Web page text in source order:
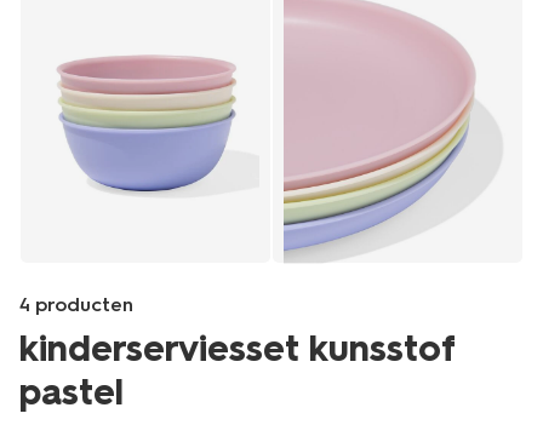
4 producten
kinderserviesset kunsstof
pastel